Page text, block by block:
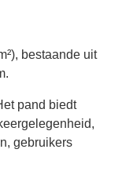
bestaande uit
pand biedt
gebruikers